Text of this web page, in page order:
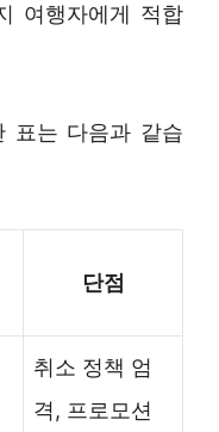
여행자에게 적합
표는 다음과 같습
단점
취소 정책 엄
격, 프로모션